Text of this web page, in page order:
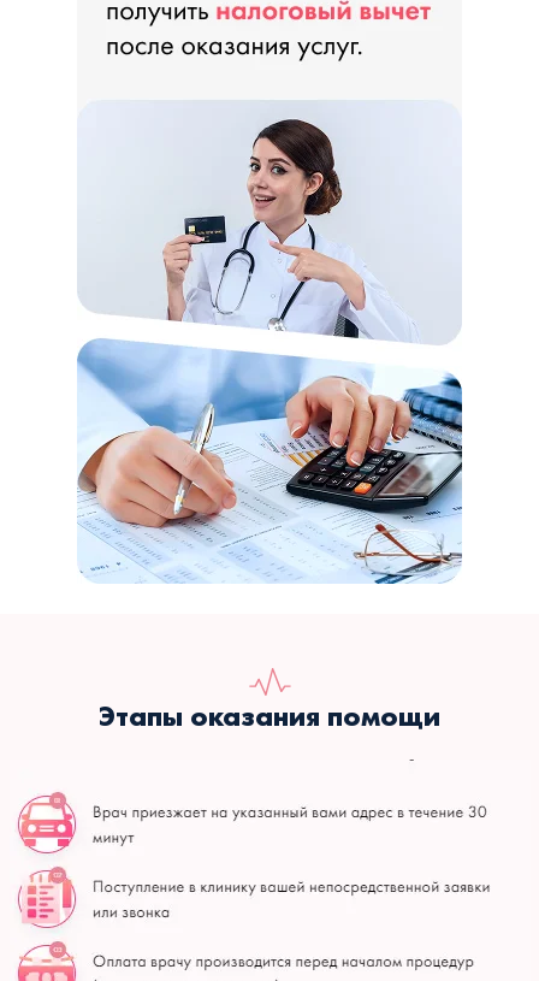
Этапы оказания помощи